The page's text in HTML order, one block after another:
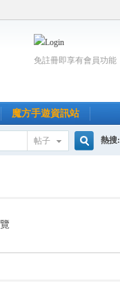
免註冊即享有會員功能
魔方手遊資訊站
帖子 熱搜: